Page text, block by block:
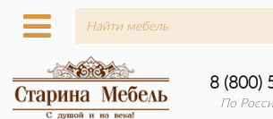
8 (800)
По